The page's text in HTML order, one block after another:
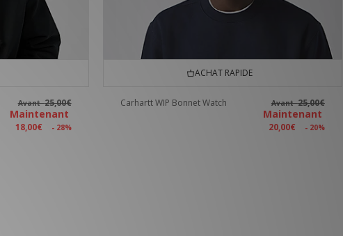
Avant25,00€
Maintenant
18,00€ - 28%
ACHAT RAPIDE
Carhartt WIP Bonnet Watch Avant25,00€
Maintenant
20,00€ - 20%